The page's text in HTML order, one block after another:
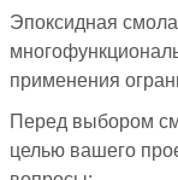
Эпоксидная
применения
Перед выбором
целью вашего